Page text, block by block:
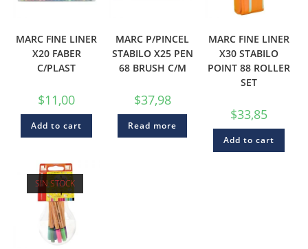
MARC FINE LINER
X20 FABER
C/PLAST
$11,00
Add to cart
MARC P/PINCEL
STABILO X25 PEN
68 BRUSH C/M
$37,98
Read more
MARC FINE LINER
X30 STABILO
POINT 88 ROLLER
SET
$33,85
Add to cart
SIN STOCK